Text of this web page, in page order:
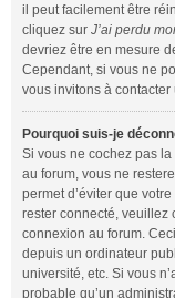
il peut facilement être
cliquez sur J’ai perdu
devriez être en mesure
Cependant, si vous ne
vous invitons à
Pourquoi suis-je
Si vous ne cochez pas la
au forum, vous ne
permet d’éviter que
rester connecté, veuillez
connexion au forum.
depuis un ordinateur
université, etc. Si vous
probable qu’un